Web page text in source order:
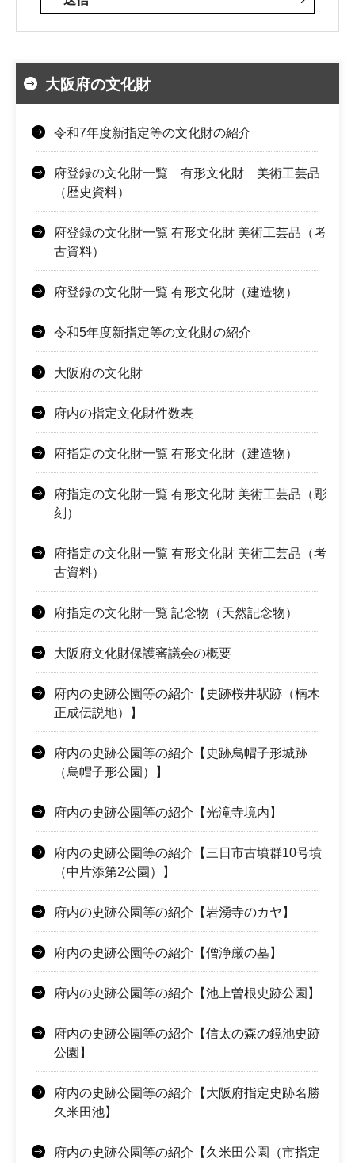
大阪府の文化財
令和7年度新指定等の文化財の紹介
府登録の文化財一覧 有形文化財 美術工芸品
（歴史資料）
府登録の文化財一覧 有形文化財 美術工芸品（考
古資料）
府登録の文化財一覧 有形文化財（建造物）
令和5年度新指定等の文化財の紹介
大阪府の文化財
府内の指定文化財件数表
府指定の文化財一覧 有形文化財（建造物）
府指定の文化財一覧 有形文化財 美術工芸品（彫
刻）
府指定の文化財一覧 有形文化財 美術工芸品（考
古資料）
府指定の文化財一覧 記念物（天然記念物）
大阪府文化財保護審議会の概要
府内の史跡公園等の紹介【史跡桜井駅跡（楠木
正成伝説地）】
府内の史跡公園等の紹介【史跡烏帽子形城跡
（烏帽子形公園）】
府内の史跡公園等の紹介【光滝寺境内】
府内の史跡公園等の紹介【三日市古墳群10号墳
（中片添第2公園）】
府内の史跡公園等の紹介【岩湧寺のカヤ】
府内の史跡公園等の紹介【僧浄厳の墓】
府内の史跡公園等の紹介【池上曽根史跡公園】
府内の史跡公園等の紹介【信太の森の鏡池史跡
公園】
府内の史跡公園等の紹介【大阪府指定史跡名勝
久米田池】
府内の史跡公園等の紹介【久米田公園（市指定